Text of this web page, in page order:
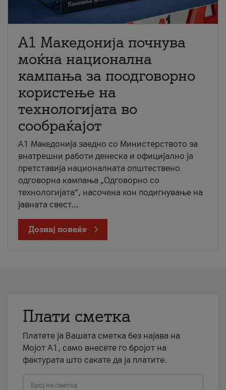
A1 Македонија почнува
моќна национална
кампања за поодговорно
користење на
технологијата во
сообраќајот
A1 Македонија заедно со Министерството за
внатрешни работи денеска и официјално ја
претставија националната општествено
одговорна кампања „Одговорно со
технологијата“, насочена кон подигнување на
јавната свест...
Дознај повеќе
Плати сметка
Платете ја Вашата сметка без најава на
Мојот А1, само внесете го бројот на
фактурата што сакате да ја платите.
Број на сметка